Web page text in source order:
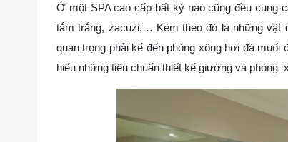
Ở một SPA cao cấp bất kỳ nào cũng đều cung
tắm trắng, zacuzi,… Kèm theo đó là những vật
quan trọng phải kể đến phòng xông hơi đá
hiểu những tiêu chuẩn thiết kế giường và phòng